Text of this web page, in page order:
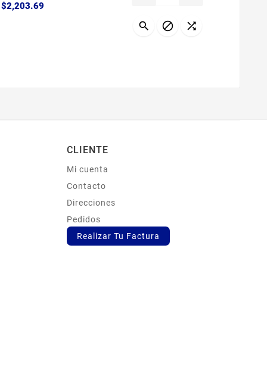
$2,203.69
  
CLIENTE
Mi cuenta
Contacto
Direcciones
Pedidos
Realizar Tu Factura